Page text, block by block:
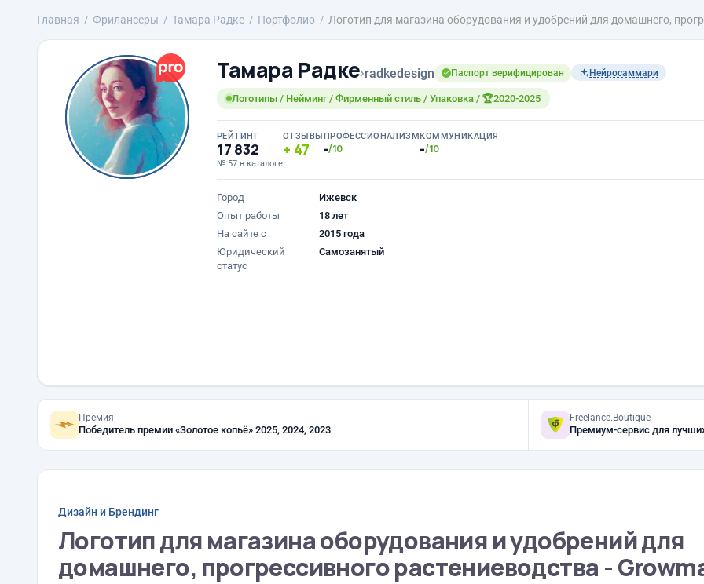
Главная Фрилансеры Тамара Радке Портфолио Логотип для магазина оборудования и удобрений для домашнего,
Тамара Радке›radkedesign Паспорт верифицирован Нейросаммари
Логотипы / Нейминг / Фирменный стиль / Упаковка / 🏆2020-2025
РЕЙТИНГ
17 832
№ 57 в каталоге
ОТЗЫВЫ
47
ПРОФЕССИОНАЛИЗМ
-/10
КОММУНИКАЦИЯ
-/10
Город
Ижевск
Опыт работы
18 лет
На сайте с
2015 года
Юридический
статус
Самозанятый
Премия
Победитель премии «Золотое копьё» 2025, 2024, 2023
Freelance.Boutique
Премиум-сервис для
Дизайн и Брендинг
Логотип для магазина оборудования и удобрений для
домашнего, прогрессивного растениеводства -